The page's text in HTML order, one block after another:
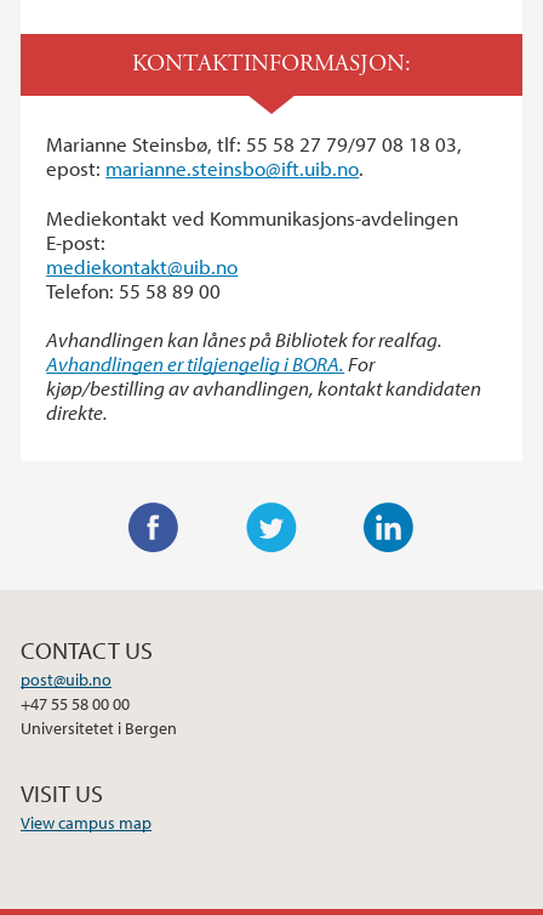
KONTAKTINFORMASJON:
Marianne Steinsbø, tlf: 55 58 27 79/97 08 18 03,
epost: marianne.steinsbo@ift.uib.no.
Mediekontakt ved Kommunikasjons-avdelingen
E-post:
mediekontakt@uib.no
Telefon: 55 58 89 00
Avhandlingen kan lånes på Bibliotek for realfag.
Avhandlingen er tilgjengelig i BORA.For
kjøp/bestilling av avhandlingen, kontakt kandidaten
direkte.
e
o
CONTACT US
post@uib.no
+47 55 58 00 00
Universitetet i Bergen
VISIT US
View campus map